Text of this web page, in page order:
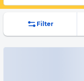
Filter